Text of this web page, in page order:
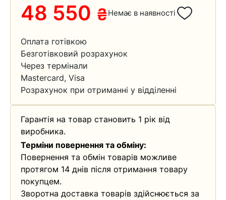
48 550 ₴Немає в наявності
Оплата готівкою
Безготівковий розрахунок
Через термінали
Mastercard, Visa
Розрахунок при отриманні у відділенні
Гарантія на товар становить 1 рік від
виробника.
Терміни повернення та обміну:
Повернення та обмін товарів можливе
протягом 14 днів після отримання товару
покупцем.
Зворотна доставка товарів здійснюється за